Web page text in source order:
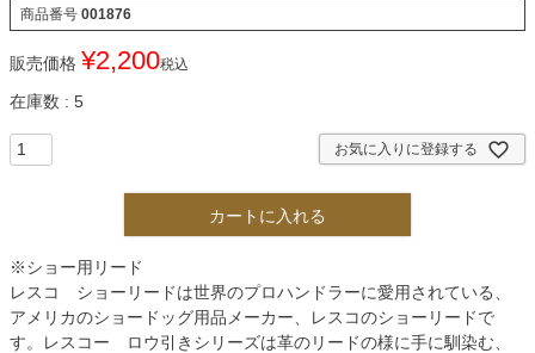
商品番号 001876
販売価格 ¥2,200税込
在庫数 5
お気に入りに登録する
カートに入れる
※ショー用リード
レスコ ショーリードは世界のプロハンドラーに愛用されている、
アメリカのショードッグ用品メーカー、レスコのショーリードで
す。レスコー ロウ引きシリーズは革のリードの様に手に馴染む、